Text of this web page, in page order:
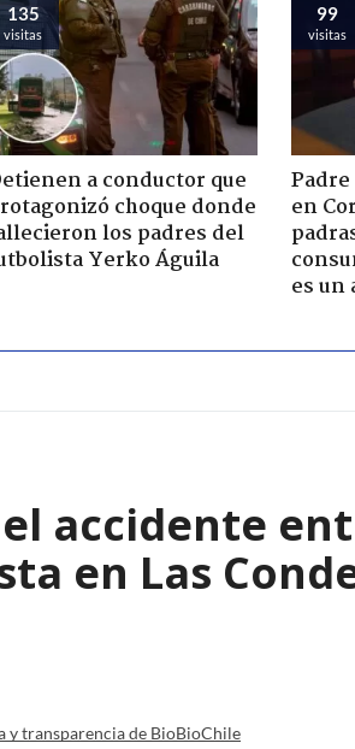
135
visitas
a conductor que
choque donde
los padres del
Yerko Águila
99
visitas
en
es un
accidente
en Las
y transparencia de BioBioChile